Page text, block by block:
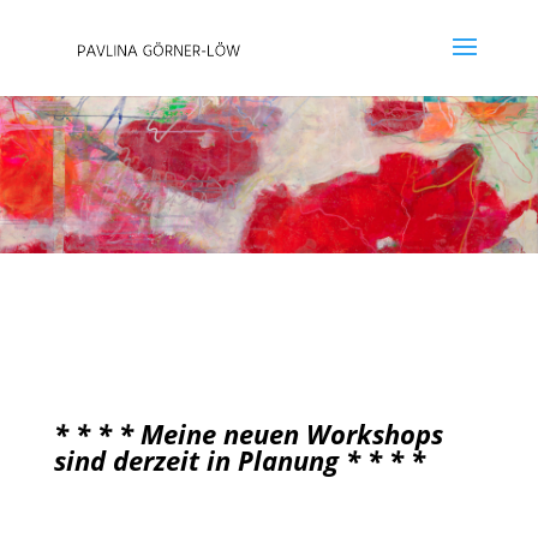
* * * * Meine neuen Workshops
sind derzeit in Planung * * * *